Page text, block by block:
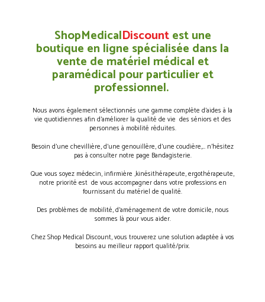
ShopMedicalDiscountest une
boutique en ligne spécialisée dans la
vente de matériel médical et
paramédical pour particulier et
professionnel.
Nous avons également sélectionnés une gamme complète d’aides à la
vie quotidiennes afin d’améliorer la qualité de vie des séniors et des
personnes à mobilité réduites.
Besoin d’une chevillière, d’une genouillère, d’une coudière,… n’hésitez
pas à consulter notre page Bandagisterie.
Que vous soyez médecin, infirmière ,kinésithérapeute, ergothérapeute,
notre priorité est de vous accompagner dans votre professions en
fournissant du matériel de qualité.
Des problèmes de mobilité, d’aménagement de votre domicile, nous
sommes là pour vous aider.
Chez Shop Medical Discount, vous trouverez une solution adaptée à vos
besoins au meilleur rapport qualité/prix.